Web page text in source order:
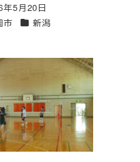
年5月20日
市 エリア新潟